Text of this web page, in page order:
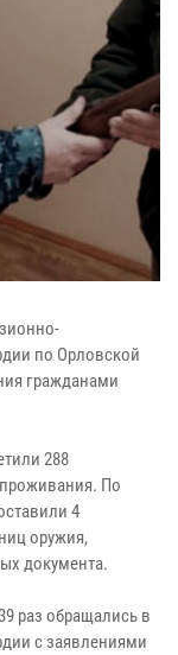
по Орловской
гражданами
288
По
4
оружия,
документа.
раз обращались в
с заявлениями